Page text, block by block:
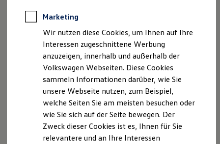
Software, Konnektivität & Apps
California App
VW Connect für Ihren ID. Buzz
VW Connect für Ihren Transporter/Caravelle
VW Connect für Ihren Amarok
VW Connect für andere Modelle
Connect Pro
Fleet Interface Data
Multistop Pathfinder
Übersicht Software Updates
Hilfreiches für Besitzer
Fahrerassistenz- und Sicherheitssysteme
Kontrollleuchten
Kurzfahrprofile und Ölverdünnung
Marketing
Wir nutzen diese Cookies, um Ihnen auf Ihre
Interessen zugeschnittene Werbung
anzuzeigen, innerhalb und außerhalb der
Volkswagen Webseiten. Diese Cookies
sammeln Informationen darüber, wie Sie
unsere Webseite nutzen, zum Beispiel,
welche Seiten Sie am meisten besuchen oder
wie Sie sich auf der Seite bewegen. Der
Zweck dieser Cookies ist es, Ihnen für Sie
relevantere und an Ihre Interessen